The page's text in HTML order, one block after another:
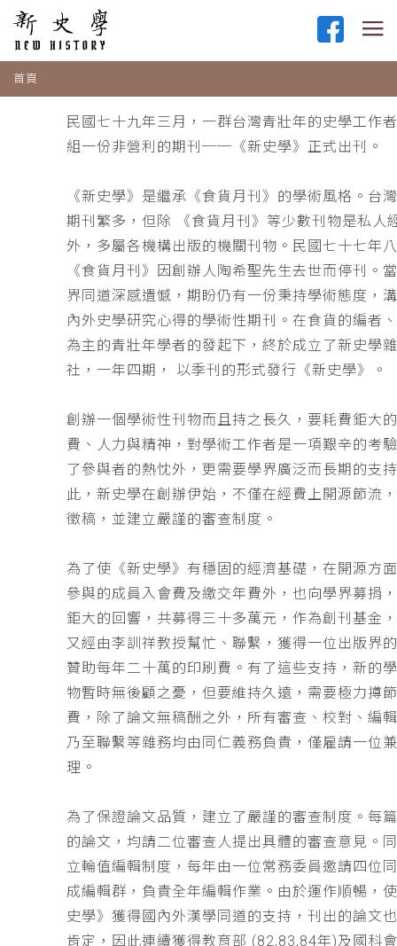
首頁
民國七十九年三月，一群台灣青壯年的史學工作
組一份非營利的期刊──《新史學》正式出刊。
《新史學》是繼承《食貨月刊》的學術風格。台
期刊繁多，但除 《食貨月刊》等少數刊物是私人
外，多屬各機構出版的機關刊物。民國七十七年
《食貨月刊》因創辦人陶希聖先生去世而停刊。
界同道深感遺憾，期盼仍有一份秉持學術態度，
內外史學研究心得的學術性期刊。在食貨的編者
為主的青壯年學者的發起下，終於成立了新史學
社，一年四期， 以季刊的形式發行《新史學》。
創辦一個學術性刊物而且持之長久，要耗費鉅大
費、人力與精神，對學術工作者是一項艱辛的考
了參與者的熱忱外，更需要學界廣泛而長期的支
此，新史學在創辦伊始，不僅在經費上開源節流
徵稿，並建立嚴謹的審查制度。
為了使《新史學》有穩固的經濟基礎，在開源方
參與的成員入會費及繳交年費外，也向學界募捐
鉅大的回響，共募得三十多萬元，作為創刊基金
又經由李訓祥教授幫忙、聯繫，獲得一位出版界
贊助每年二十萬的印刷費。有了這些支持，新的
物暫時無後顧之憂，但要維持久遠，需要極力撙
費，除了論文無稿酬之外，所有審查、校對、編
乃至聯繫等雜務均由同仁義務負責，僅雇請一位
理。
為了保證論文品質，建立了嚴謹的審查制度。每
的論文，均請二位審查人提出具體的審查意見。
立輪值編輯制度，每年由一位常務委員邀請四位
成編輯群，負責全年編輯作業。由於運作順暢，
史學》獲得國內外漢學同道的支持，刊出的論文
肯定，因此連續獲得教育部 (82,83,84年)及國科